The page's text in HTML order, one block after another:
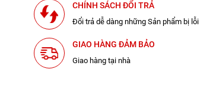
CHÍNH SÁCH ĐỔI TRẢ
Đổi trả dễ dàng những Sản phẩm bị lỗi
GIAO HÀNG ĐẢM BẢO
Giao hàng tại nhà